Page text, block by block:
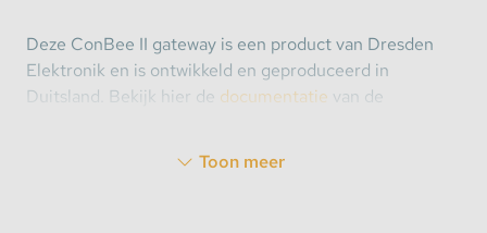
Deze ConBee II gateway is een product van Dresden
Elektronik en is ontwikkeld en geproduceerd in
Duitsland. Bekijk hier de documentatie van de
thuisnetwerk van ZigBee lampen en andere
Toon meer